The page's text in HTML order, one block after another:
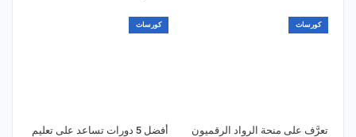
كورسات
تعرَّف على منحة الرواد الرقميون
كورسات
أفضل 5 دورات تساعد على تعليم